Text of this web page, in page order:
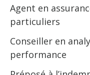
Agent en
particuliers
Conseiller en
performance